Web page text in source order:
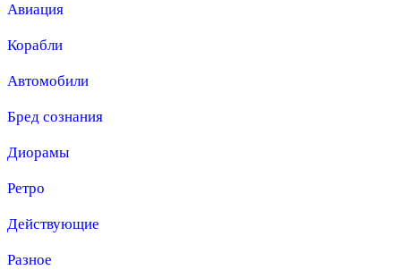
Авиация
Корабли
Автомобили
Бред сознания
Диорамы
Ретро
Действующие
Разное